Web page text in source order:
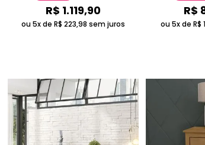
R$ 1.119,90
ou 5x de R$ 223,98 sem juros
R$
ou 5x de R$